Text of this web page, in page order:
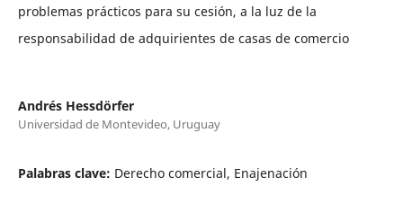
problemas prácticos para su cesión, a la luz de la
responsabilidad de adquirientes de casas de comercio
Andrés Hessdörfer
Universidad de Montevideo, Uruguay
Palabras clave: Derecho comercial, Enajenación